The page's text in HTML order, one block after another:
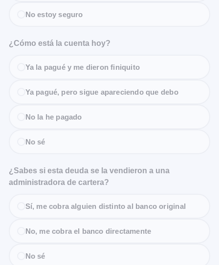
No estoy seguro
¿Cómo está la cuenta hoy?
Ya la pagué y me dieron finiquito
Ya pagué, pero sigue apareciendo que debo
No la he pagado
No sé
¿Sabes si esta deuda se la vendieron a una
administradora de cartera?
Sí, me cobra alguien distinto al banco original
No, me cobra el banco directamente
No sé